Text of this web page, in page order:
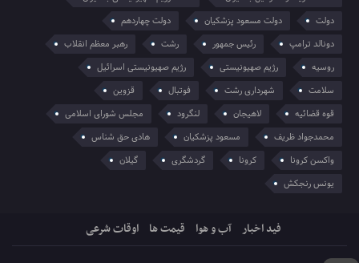
دولت
دولت مسعود پزشکیان
دولت چهاردهم
دونالد ترامپ
رئیس جمهور رشت
رهبر معظم انقلاب
روسیه
رژیم صهیونیستی
رژیم صهیونیستی اسرائیل
سلامت
شهرداری رشت فوتبال
قزوین
قوه قضائیه
لاهیجان لنگرود
مجلس شورای اسلامی
محمدجواد ظریف
مسعود پزشکیان
هادی حق شناس
واکسن کرونا
کرونا گردشگری
گیلان
یونس رنجکش
فید اخبار آب و هوا قیمت ها اوقات شرعی